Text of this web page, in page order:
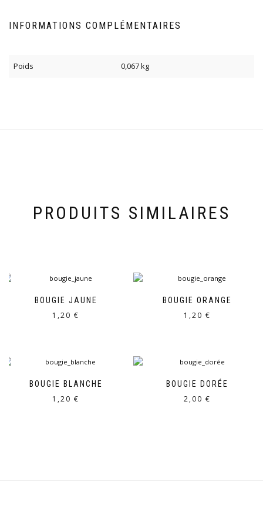
INFORMATIONS COMPLÉMENTAIRES
Poids 0,067 kg
PRODUITS SIMILAIRES
BOUGIE JAUNE
1,20 €
BOUGIE ORANGE
1,20 €
BOUGIE BLANCHE
1,20 €
BOUGIE DORÉE
2,00 €